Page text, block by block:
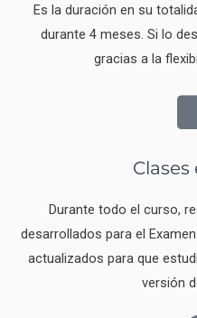
Es la duración en su
durante 4 meses. Si lo
gracias a la
Durante todo el curso,
desarrollados para el
actualizados para que
versión